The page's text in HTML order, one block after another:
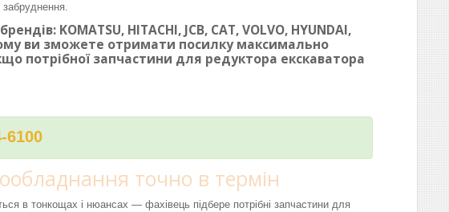
забруднення.
KOMATSU, HITACHI, JCB, CAT, VOLVO, HYUNDAI,
ви зможете отримати посилку максимально
потрібної запчастини для редуктора екскаватора
6100
точно в термін
в тонкощах і нюансах — фахівець підбере потрібні запчастини для